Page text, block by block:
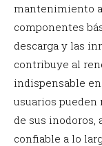
mantenimiento
componentes
descarga y las
contribuye al
indispensable
usuarios
de sus inodoros,
confiable a lo